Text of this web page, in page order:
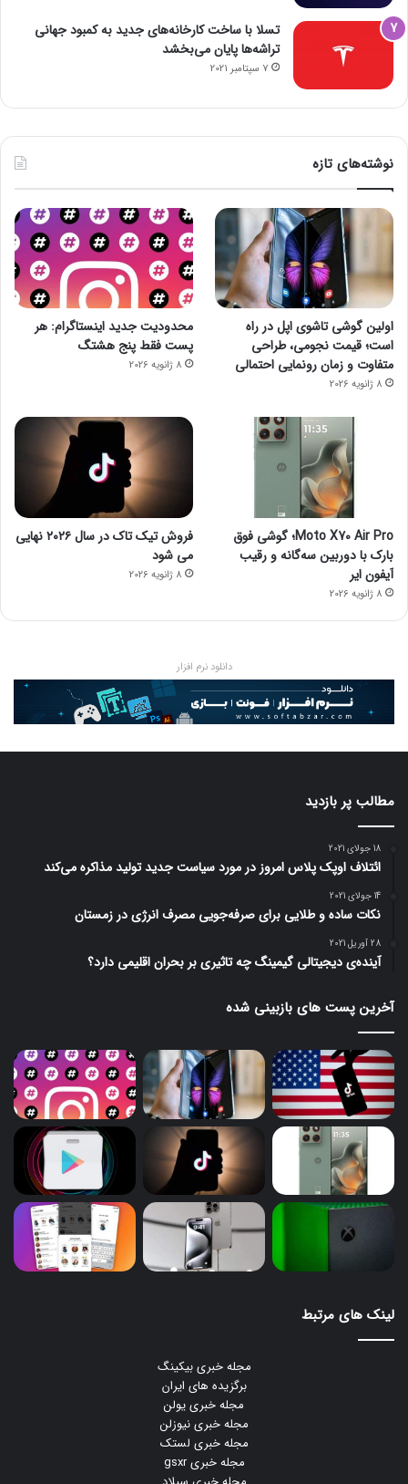
تسلا با ساخت کارخانه‌های جدید به کمبود جهانی
تراشه‌ها پایان می‌بخشد
7 سپتامبر 2021
نوشته‌های تازه
اولین گوشی تاشوی اپل در راه
است؛ قیمت نجومی، طراحی
متفاوت و زمان رونمایی احتمالی
8 ژانویه 2026
محدودیت جدید اینستاگرام: هر
پست فقط پنج هشتگ
8 ژانویه 2026
Moto X70 Air Pro؛ گوشی فوق
بارک با دوربین سه‌گانه و رقیب
آیفون ایر
8 ژانویه 2026
فروش تیک تاک در سال ۲۰۲۶ نهایی
می شود
8 ژانویه 2026
دانلود نرم افزار
مطالب پر بازدید
18 جولای 2021
ائتلاف اوپک پلاس امروز در مورد سیاست جدید تولید مذاکره می‌کند
14 جولای 2021
نکات ساده و طلایی برای صرفه‌جویی مصرف انرژی در زمستان
28 آوریل 2021
آینده‌ی دیجیتالی گیمینگ چه تاثیری بر بحران اقلیمی دارد؟
آخرین پست های بازبینی شده
لینک های مرتبط
مجله خبری بیکینگ
برگزیده های ایران
مجله خبری یولن
مجله خبری نیوزلن
مجله خبری لستک
مجله خبری gsxr